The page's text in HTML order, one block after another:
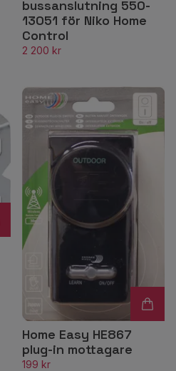
bussanslutning 550-
13051 för Niko Home
Control
2 200 kr
Home Easy HE867
plug-in mottagare
199 kr